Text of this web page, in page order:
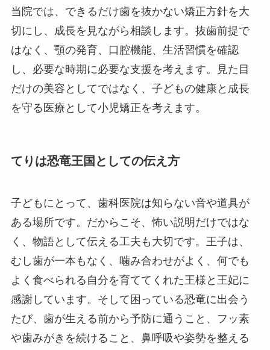
当院では、できるだけ歯を抜かない矯正方針を大
切にし、成長を見ながら相談します。抜歯前提で
はなく、顎の発育、口腔機能、生活習慣を確認
し、必要な時期に必要な支援を考えます。見た目
だけの美容としてではなく、子どもの健康と成長
を守る医療として小児矯正を考えます。
てりは恐竜王国としての伝え方
子どもにとって、歯科医院は知らない音や道具が
ある場所です。だからこそ、怖い説明だけではな
く、物語として伝える工夫も大切です。王子は、
むし歯が一本もなく、噛み合わせがよく、何でも
よく食べられる自分を育ててくれた王様と王妃に
感謝しています。そして困っている恐竜に出会う
たび、歯が生える前から予防に通うこと、フッ素
や歯みがきを続けること、鼻呼吸や姿勢を整える